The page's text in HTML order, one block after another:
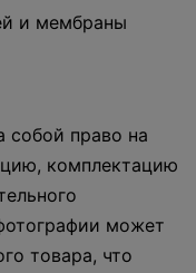
и мембраны
собой право на
комплектацию
может
товара, что